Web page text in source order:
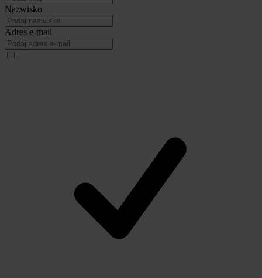
Nazwisko
Adres e-mail